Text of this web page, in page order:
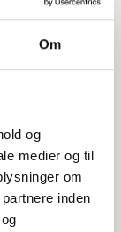
Om
og
medier og til
om
inden